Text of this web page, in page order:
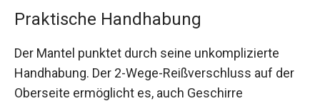
Praktische Handhabung
Der Mantel punktet durch seine unkomplizierte
Handhabung. Der 2-Wege-Reißverschluss auf der
Oberseite ermöglicht es, auch Geschirre